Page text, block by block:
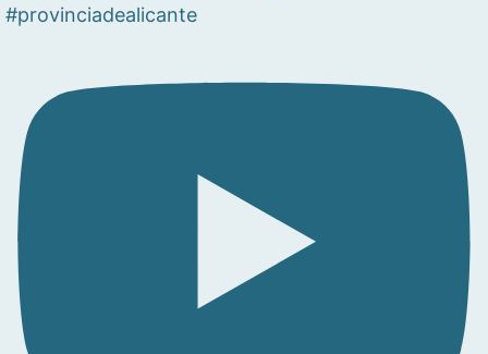
#provinciadealicante